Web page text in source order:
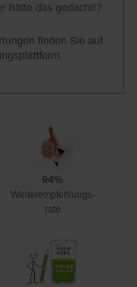
hätte das gedacht!?
finden Sie auf
94%
Weiterempfehlungs-
rate